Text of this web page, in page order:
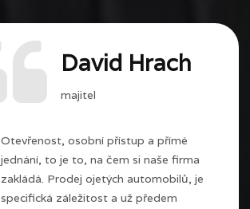
David Hrach
majitel
Otevřenost, osobní přístup a přímé
jednání, to je to, na čem si naše firma
zakládá. Prodej ojetých automobilů, je
specifická záležitost a už předem